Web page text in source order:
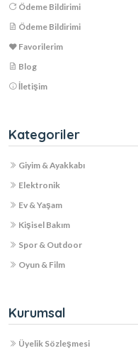
Ödeme Bildirimi
Ödeme Bildirimi
Favorilerim
Blog
İletişim
Kategoriler
Giyim & Ayakkabı
Elektronik
Ev & Yaşam
Kişisel Bakım
Spor & Outdoor
Oyun & Film
Kurumsal
Üyelik Sözleşmesi